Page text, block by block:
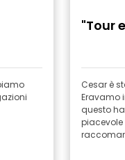
"Tour
Cesar è
Eravamo
questo
piacevole